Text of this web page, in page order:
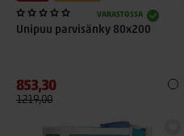
VARASTOSSA
Unipuu parvisänky 80x200
853,30
1219,00